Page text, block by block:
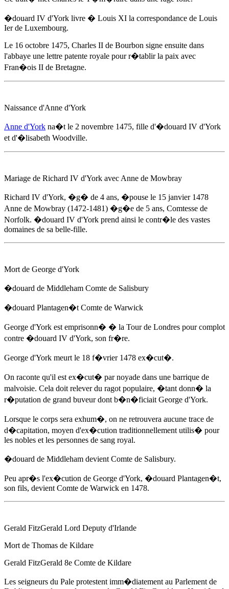
�douard IV d'York livre � Louis XI la correspondance de Louis
Ier de Luxembourg.
Le 16 octobre 1475, Charles II de Bourbon signe ensuite dans
l'abbaye une lettre patente royale pour r�tablir la paix avec
Fran�ois II de Bretagne.
Naissance d'Anne d'York
Anne d'York na�t le 2 novembre 1475, fille d'�douard IV d'York
et d'�lisabeth Woodville.
Mariage de Richard IV d'York avec Anne de Mowbray
Richard IV d'York, �g� de 4 ans, �pouse le 15 janvier 1478
Anne de Mowbray (1472-1481) �g�e de 5 ans, Comtesse de
Norfolk. �douard IV d'York prend ainsi le contr�le des vastes
domaines de sa belle-fille.
Mort de George d'York
�douard de Middleham Comte de Salisbury
�douard Plantagen�t Comte de Warwick
George d'York est emprisonn� � la Tour de Londres pour complot
contre �douard IV d'York, son fr�re.
George d'York meurt le 18 f�vrier 1478 ex�cut�.
On raconte qu'il est ex�cut� par noyade dans une barrique de
malvoisie. Cela doit relever du ragot populaire, �tant donn� la
r�putation de grand buveur dont b�n�ficiait George d'York.
Lorsque le corps sera exhum�, on ne retrouvera aucune trace de
d�capitation, moyen d'ex�cution traditionnellement utilis� pour
les nobles et les personnes de sang royal.
�douard de Middleham devient Comte de Salisbury.
Peu apr�s l'ex�cution de George d'York, �douard Plantagen�t,
son fils, devient Comte de Warwick en 1478.
Gerald FitzGerald Lord Deputy d'Irlande
Mort de Thomas de Kildare
Gerald FitzGerald 8e Comte de Kildare
Les seigneurs du Pale protestent imm�diatement au Parlement de